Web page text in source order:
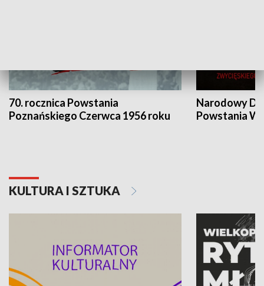
70. rocznica Powstania
Poznańskiego Czerwca 1956 roku
Narodowy
Powstania
KULTURA I SZTUKA